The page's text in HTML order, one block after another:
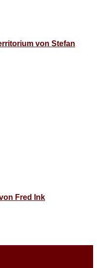
von Stefan
Fred Ink